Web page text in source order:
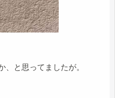
、と思ってましたが。